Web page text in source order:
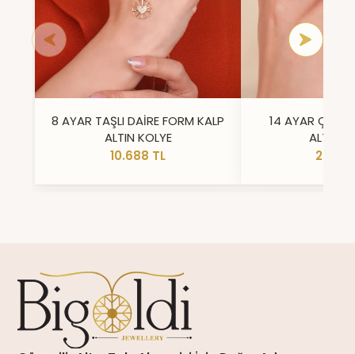
8 AYAR TAŞLI DAİRE FORM KALP
ALTIN KOLYE
10.688 TL
14 AYAR ÇİFT
ALTIN